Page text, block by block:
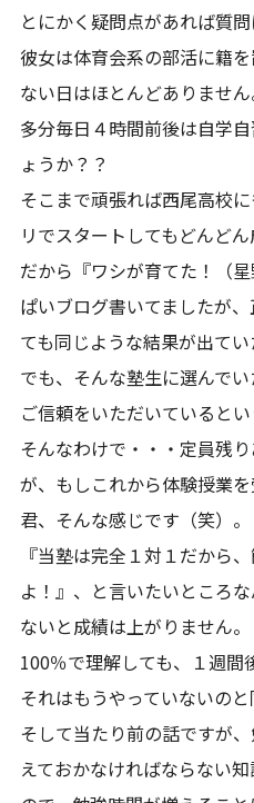
とにかく疑問点があれば質問
彼女は体育会系の部活に籍
ない日はほとんどありません
多分毎日４時間前後は自学
ょうか？？
そこまで頑張れば西尾高校
リでスタートしてもどんどん
だから『ワシが育てた！（
ぱいブログ書いてましたが
ても同じような結果が出てい
でも、そんな塾生に選んで
ご信頼をいただいているとい
そんなわけで・・・定員残
が、もしこれから体験授業
君、そんな感じです（笑）。
『当塾は完全１対１だから
よ！』、と言いたいところ
ないと成績は上がりません。
100％で理解しても、１週間
それはもうやっていないのと
そして当たり前の話ですが
えておかなければならない